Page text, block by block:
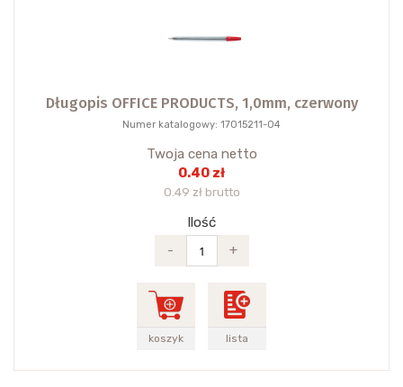
Długopis OFFICE PRODUCTS, 1,0mm, czerwony
Numer katalogowy: 17015211-04
Twoja cena netto
0.40 zł
0.49 zł brutto
Ilość
-
+
koszyk lista